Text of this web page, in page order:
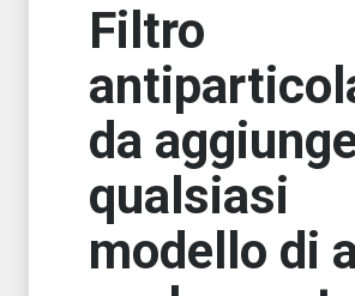
Filtro
da
qualsiasi
modello di